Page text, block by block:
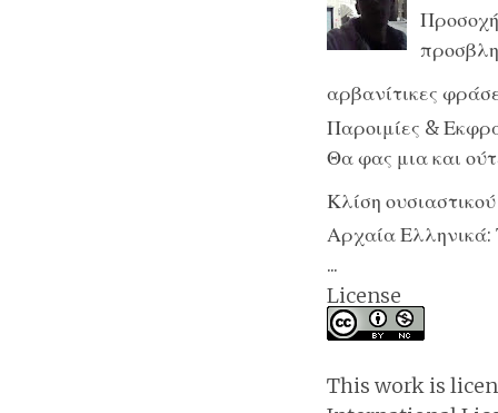
αρβανίτικες
Παροιμίες &
Θα φας μια και
Κλίση
Αρχαία Ελληνικά:
...
License
This work is